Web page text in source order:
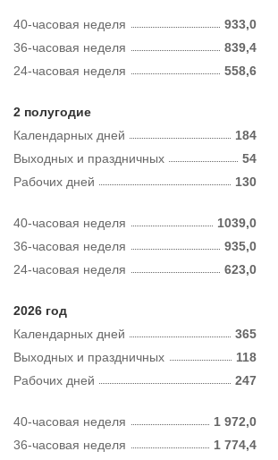
40-часовая неделя
933,0
36-часовая неделя
839,4
24-часовая неделя
558,6
2 полугодие
Календарных дней
184
Рабочих дней 130
Выходных и праздничных 54
40-часовая неделя
1039,0
36-часовая неделя
935,0
24-часовая неделя
623,0
2026 год
Календарных дней
365
Рабочих дней 247
Выходных и праздничных 118
40-часовая неделя
1 972,0
36-часовая неделя
1 774,4